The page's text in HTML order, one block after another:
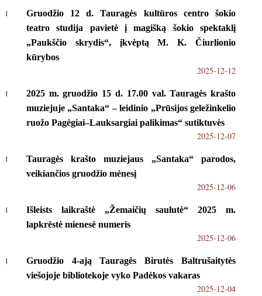
Gruodžio 12 d. Tauragės kultūros centro šokio
teatro studija pavietė į magišką šokio spektaklį
„Paukščio skrydis“, įkvėptą M. K. Čiurlionio
kūrybos
2025-12-12
2025 m. gruodžio 15 d. 17.00 val. Tauragės krašto
muziejuje „Santaka“ – leidinio „Prūsijos geležinkelio
ruožo Pagėgiai–Lauksargiai palikimas“ sutiktuvės
2025-12-07
Tauragės krašto muziejaus „Santaka“ parodos,
veikiančios gruodžio mėnesį
2025-12-06
Išleists laikraštė „Žemaičių saulutė“ 2025 m.
lapkrėstė mienesė numeris
2025-12-06
Gruodžio 4-ają Tauragės Birutės Baltrušaitytės
viešojoje bibliotekoje vyko Padėkos vakaras
2025-12-04